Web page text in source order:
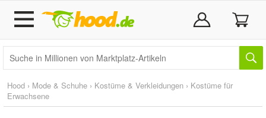
Hood › Mode & Schuhe › Kostüme & Verkleidungen › Kostüme für
Erwachsene